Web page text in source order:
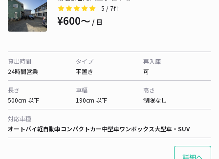
5 / 7件
¥600〜 / 日
貸出時間
24時間営業
タイプ
平置き
再入庫
可
長さ
500cm 以下
車幅
190cm 以下
高さ
制限なし
対応車種
オートバイ軽自動車コンパクトカー中型車ワンボックス大型車・SUV
詳細へ